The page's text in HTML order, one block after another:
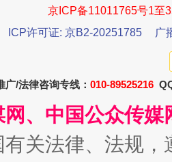
京ICP备11011765号1至
ICP许可证: 京B2-20251785
广
广/法律咨询专线： 010-89525216
、中国公众传
有关法律、法规